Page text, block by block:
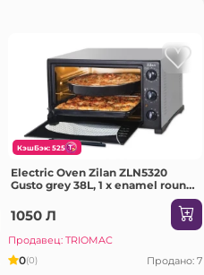
КэшБэк: 525
Electric Oven Zilan ZLN5320
Gusto grey 38L, 1 x enamel round
1050 Л
Продавец: TRIOMAC
0(0) Продано: 7